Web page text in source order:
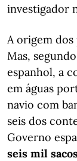
investigador
A origem
Mas,
espanhol, a
em águas
navio com
seis dos
Governo
seis mil